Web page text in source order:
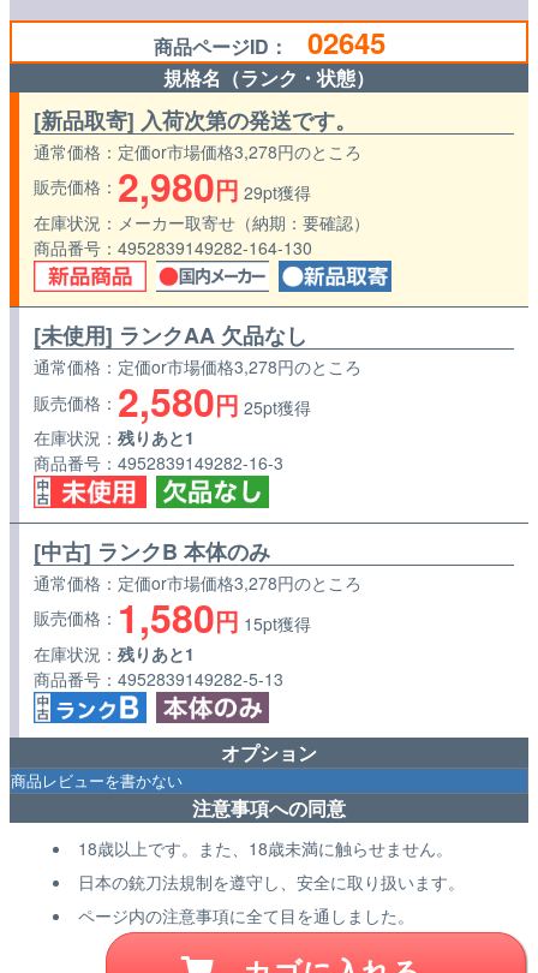
商品ページID： 02645
規格名（ランク・状態）
[新品取寄] 入荷次第の発送です。
通常価格
定価or市場価格3,278円のところ
販売価格
2,980円 29pt獲得
在庫状況
メーカー取寄せ（納期：要確認）
商品番号
4952839149282-164-130
[未使用] ランクAA 欠品なし
通常価格
定価or市場価格3,278円のところ
販売価格
2,580円 25pt獲得
在庫状況
残りあと1
商品番号
4952839149282-16-3
[中古] ランクB 本体のみ
通常価格
定価or市場価格3,278円のところ
販売価格
1,580円 15pt獲得
在庫状況
残りあと1
商品番号
4952839149282-5-13
オプション
注意事項への同意
18歳以上です。また、18歳未満に触らせません。
日本の銃刀法規制を遵守し、安全に取り扱います。
ページ内の注意事項に全て目を通しました。